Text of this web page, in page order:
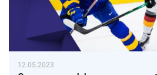
12.05.2023